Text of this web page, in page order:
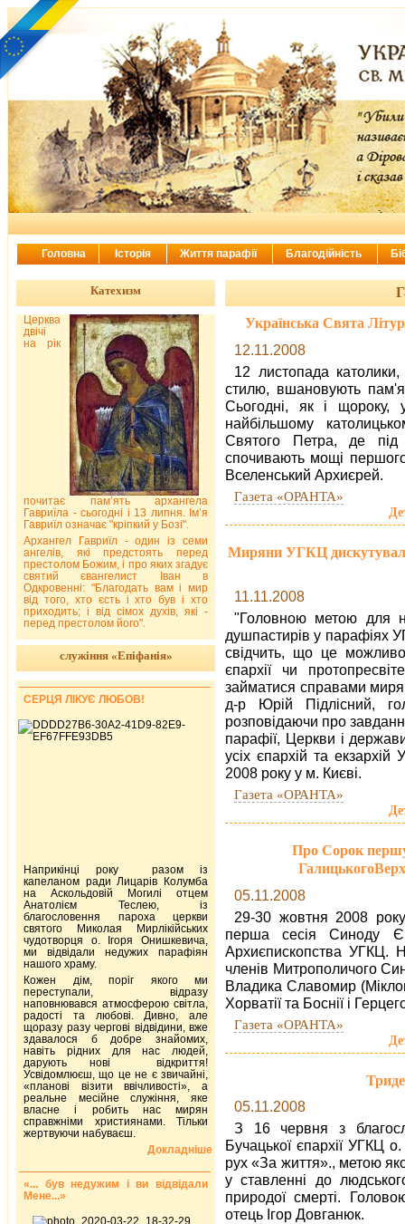
Українська Свята
12.11.2008
12 листопада
стилю, вшановують
Сьогодні, як і щороку,
найбільшому
Святого Петра, де під
спочивають мощі першого
Вселенський Архиєрей.
Газета «ОРАНТА»
Миряни УГКЦ
11.11.2008
"Головною метою для
душпастирів у парафіях
свідчить, що це
єпархії чи
займатися справами
д-р Юрій Підлісний,
розповідаючи про
парафії, Церкви і
усіх єпархій та
2008 року у м. Києві.
Газета «ОРАНТА»
Про Сорок
05.11.2008
29-30 жовтня 2008
перша сесія Синоду
Архиєпископства УГКЦ.
членів Митрополичого
Владика Славомир
Хорватії та Боснії і
Газета «ОРАНТА»
05.11.2008
З 16 червня з
Бучацької єпархії УГКЦ
рух «За життя»., метою
у ставленні до
природої смерті.
отець Ігор Довганюк.
Катехизм
Церква
двічі
на рік
почитає пам’ять архангела
Гавриїла - сьогодні і 13 липня. Ім’я
Гавриїл означає "кріпкий у Бозі".
Архангел Гавриїл - один із семи
ангелів, які предстоять перед
престолом Божим, і про яких згадує
святий євангелист Іван в
Одкровенні: "Благодать вам і мир
від того, хто єсть і хто був і хто
приходить; і від сімох духів, які -
перед престолом його".
служіння «Епіфанія»
СЕРЦЯ ЛІКУЄ ЛЮБОВ!
Наприкінці року разом із
капеланом ради Лицарів Колумба
на Аскольдовій Могилі отцем
Анатолієм Теслею, із
благословення пароха церкви
святого Миколая Мирлікійських
чудотворця о. Ігоря Онишкевича,
ми відвідали недужих парафіян
нашого храму.
Кожен дім, поріг якого ми
переступали, відразу
наповнювався атмосферою світла,
радості та любові. Дивно, але
щоразу разу чергові відвідини, вже
здавалося б добре знайомих,
навіть рідних для нас людей,
дарують нові відкриття!
Усвідомлюєш, що це не є звичайні,
«планові візити ввічливості», а
реальне месійне служіння, яке
власне і робить нас мирян
справжніми християнами. Тільки
жертвуючи набуваєш.
Докладніше
«... був недужим і ви відвідали
Мене...»
Головна Історія Життя парафії Благодійність